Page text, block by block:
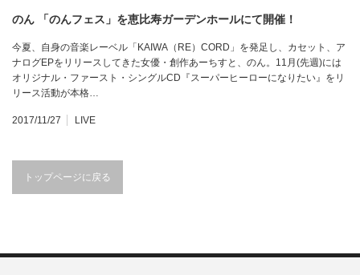
のん 「のんフェス」を恵比寿ガーデンホールにて開催！
今夏、自身の音楽レーベル「KAIWA（RE）CORD」を発足し、カセット、ア
ナログEPをリリースしてきた女優・創作あーちすと、のん。11月(先週)には
オリジナル・ファースト・シングルCD『スーパーヒーローになりたい』をリ
リース活動が本格…
2017/11/27 LIVE
トップページに戻る